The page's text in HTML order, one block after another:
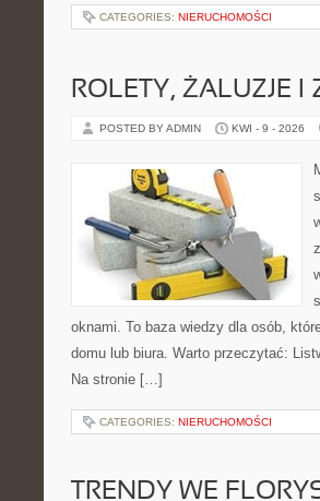
CATEGORIES: NIERUCHOMOŚCI
ROLETY, ŻALUZJE I
POSTED BY ADMIN KWI - 9 - 2026
oknami. To baza wiedzy dla osób,
domu lub biura. Warto przeczytać:
Na stronie […]
CATEGORIES: NIERUCHOMOŚCI
TRENDY WE